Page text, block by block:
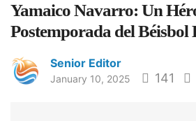
Yamaico Navarro: Un
Postemporada del Béisbol
Senior Editor
January 10, 2025 141